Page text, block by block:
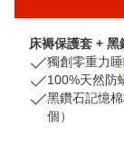
床褥保護套 + 黑
USP
1:
獨
獨創零重力
USP
2:
100%
100%天然防
USP黑鑽石記憶
個）